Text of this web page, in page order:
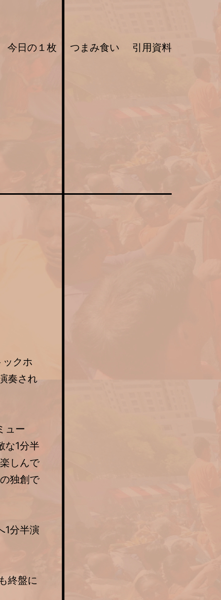
今日の１枚 つまみ食い 引用資料
クホ
奏され
ュー
な1分半
しんで
独創で
1分半演
終盤に